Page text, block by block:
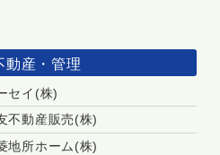
動産・管理
セイ(株)
不動産販売(株)
地所ホーム(株)